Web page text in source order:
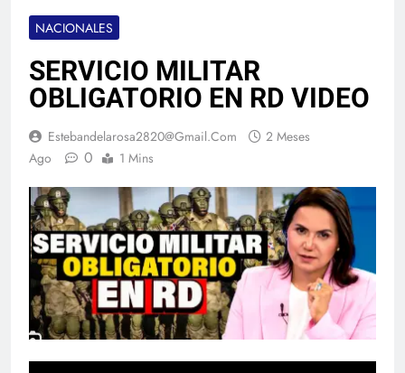
NACIONALES
SERVICIO MILITAR
OBLIGATORIO EN RD VIDEO
Estebandelarosa2820@gmail.com
2 Meses
Ago
0 1 Mins